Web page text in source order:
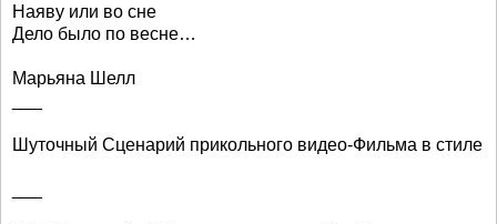
Наяву или во сне
Дело было по весне…
Марьяна Шелл
Шуточный Сценарий прикольного видео-Фильма в стиле